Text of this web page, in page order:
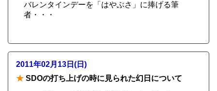
バレンタインデーを「はやぶさ」に捧げる筆
者・・・
2011年02月13日(日)
★ SDOの打ち上げの時に見られた幻日について